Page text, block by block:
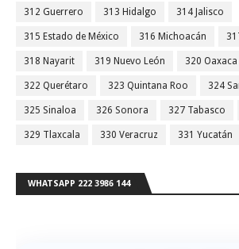
312 Guerrero 313 Hidalgo 314 Jalisco
315 Estado de México 316 Michoacán
318 Nayarit 319 Nuevo León 320 Oaxaca
322 Querétaro 323 Quintana Roo 324
325 Sinaloa 326 Sonora 327 Tabasco
329 Tlaxcala 330 Veracruz 331 Yucatán
WHATSAPP 222 3986 144